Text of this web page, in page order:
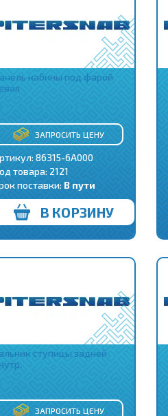
кабины под фарой
ЗАПРОСИТЬ ЦЕНУ
86315-6A000
товара: 2121
поставки: В пути
В КОРЗИНУ
ступицы задней
ЗАПРОСИТЬ ЦЕНУ